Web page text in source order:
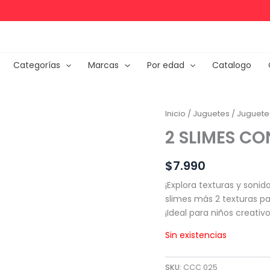
Categorías Marcas Por edad Catalogo
Inicio / Juguetes /
2 SLIMES
$7.990
¡Explora texturas y
slimes más 2 texturas
¡Ideal para niños
Sin existencias
SKU: CCC 025